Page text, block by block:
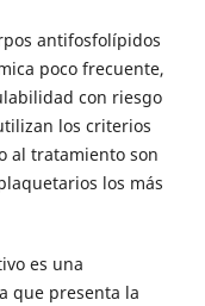
antifosfolípidos
poco frecuente,
con riesgo
los criterios
al tratamiento son
los más
es una
que presenta la